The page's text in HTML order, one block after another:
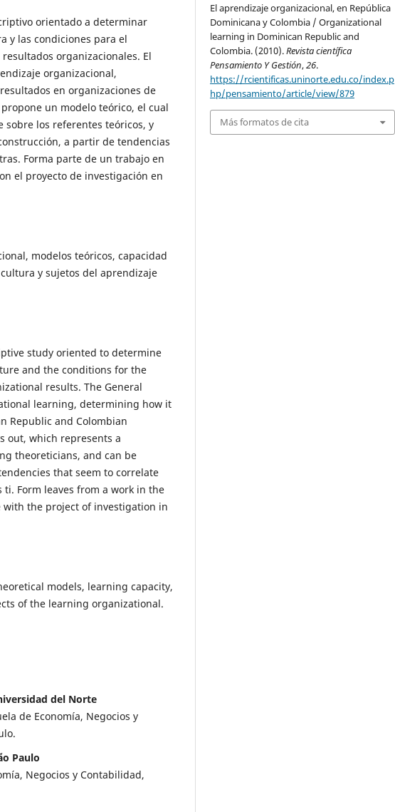
orientado a determinar
y las condiciones para el
organizacionales. El
organizacional,
en organizaciones de
un modelo teórico, el cual
los referentes teóricos, y
a partir de tendencias
Forma parte de un trabajo en
el proyecto de investigación en
modelos teóricos, capacidad
y sujetos del aprendizaje
study oriented to determine
and the conditions for the
results. The General
learning, determining how it
Republic and Colombian
out, which represents a
theoreticians, and can be
that seem to correlate
Form leaves from a work in the
the project of investigation in
models, learning capacity,
of the learning organizational.
del Norte
de Economía, Negocios y
Paulo
Negocios y Contabilidad,
El aprendizaje organizacional, en República
Dominicana y Colombia / Organizational
learning in Dominican Republic and
Colombia. (2010).Revista científica
Pensamiento Y Gestión,26.
https://rcientificas.uninorte.edu.co/index.p
hp/pensamiento/article/view/879
Más formatos de cita